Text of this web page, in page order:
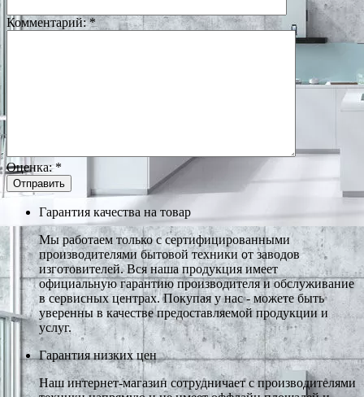
Комментарий:*
Оценка:*
Гарантия качества на товар
Мы работаем только с сертифицированными
производителями бытовой техники от заводов
изготовителей. Вся наша продукция имеет
официальную гарантию производителя и обслуживание
в сервисных центрах. Покупая у нас - можете быть
уверенны в качестве предоставляемой продукции и
услуг.
Гарантия низких цен
Наш интернет-магазин сотрудничает с производителями